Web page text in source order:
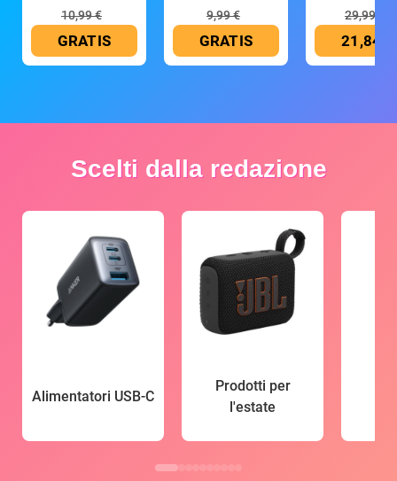
10,99 €
GRATIS
9,99 €
GRATIS
29,99 €
21,84 €
Scelti dalla redazione
Alimentatori USB-C
Prodotti per
l'estate